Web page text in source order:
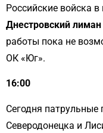
Российские войска
Днестровский
работы пока не
ОК «Юг».
16:00
Сегодня патрульные
Северодонецка и